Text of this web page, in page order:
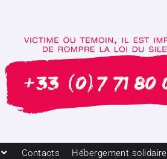
Contacts Hébergement solidaire